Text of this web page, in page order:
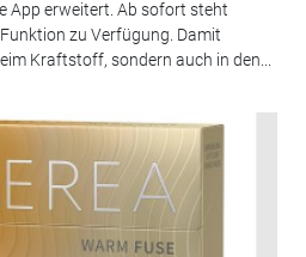
App erweitert. Ab sofort steht
zu Verfügung. Damit
Kraftstoff, sondern auch in den...